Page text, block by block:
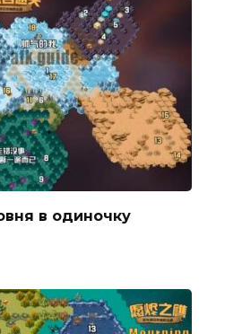
в одиночку